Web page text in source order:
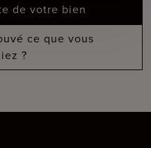
de votre bien
ce que vous
?